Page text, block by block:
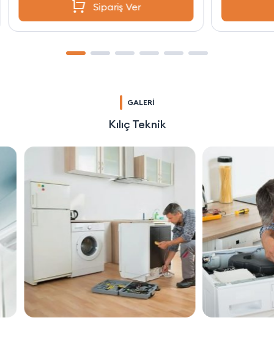
Sipariş Ver
GALERİ
Kılıç Teknik